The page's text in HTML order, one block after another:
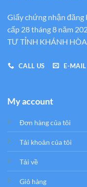
Giấy chứng nhận đăng
cấp 28 tháng 8 năm
TƯ TỈNH KHÁNH HÒA
CALL US E-MAIL
My account
Đơn hàng của tôi
Tải khoản của tôi
Tải về
Giỏ hàng